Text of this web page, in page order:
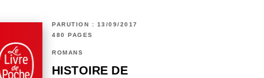
PARUTION : 13/09/2017
480 PAGES
ROMANS
HISTOIRE DE